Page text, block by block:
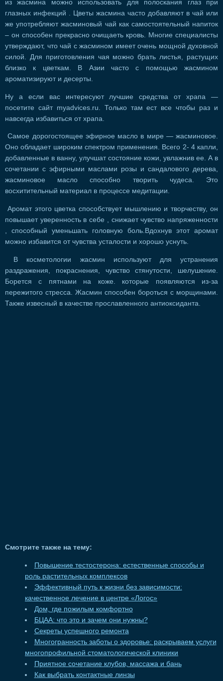
из жасмина можно использовать для полоскания глаз при
глазных инфекций . Цветы жасмина часто добавляют в чай или
же употребляют жасминовый чай как самостоятельный напиток
– он способен прекрасно очищаеть кровь. Многие специалисты
утверждают, что чай с жасмином имеет очень мощной духовной
силой. Для приготовления чая можно брать листья, растущих
близко к цветкам. В Азии часто с помощью жасмином
ароматизируют и десерты.
Ну а если вас интересуют лучшие средства от храпа —
посетите сайт myadvices.ru. Только там ест все чтобы раз и
навсегда избавиться от храпа.
Самое дорогостоящее эфирное масло в мире — жасминовое.
Оно обладает широким спектром применения. Всего 2- 4 капли,
добавленные в ванну, улучшат состояние кожи, увлажнив ее. А в
сочетании с эфирными маслами розы и сандалового дерева,
жасминовое масло способно творить чудеса. Это
восхитительный материал в процессе медитации.
Аромат этого цветка способствует мышлению и творчеству, он
повышает уверенность в себе , снижает чувство напряженности
, способный уменьшать головную боль.Вдохнув этот аромат
можно избавится от чувства усталости и хорошо уснуть.
В косметологии жасмин используют для устранения
раздражения, покраснения, чувство стянутости, шелушение.
Борется с пятнами на коже. которые появляются из-за
пережитого стресса. Жасмин способен бороться с морщинами.
Также извесный в качестве прославленного антиоксиданта.
Смотрите также на тему:
Повышение тестостерона: естественные способы и
роль растительных комплексов
Эффективный путь к жизни без зависимости:
качественное лечение в центре «Логос»
Дом, где пожилым комфортно
БЦАА: что это и зачем они нужны?
Секреты успешного ремонта
Многогранность заботы о здоровье: раскрываем услуги
многопрофильной стоматологической клиники
Приятное сочетание клубов, массажа и бань
Как выбрать контактные линзы